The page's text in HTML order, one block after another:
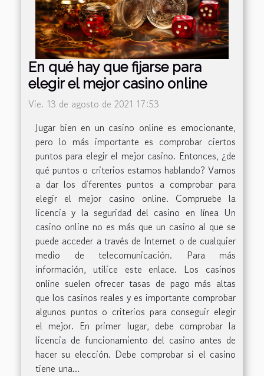
En qué hay que fijarse para
elegir el mejor casino online
Vie. 13 de agosto de 2021 17:53
Jugar bien en un casino online es emocionante,
pero lo más importante es comprobar ciertos
puntos para elegir el mejor casino. Entonces, ¿de
qué puntos o criterios estamos hablando? Vamos
a dar los diferentes puntos a comprobar para
elegir el mejor casino online. Compruebe la
licencia y la seguridad del casino en línea Un
casino online no es más que un casino al que se
puede acceder a través de Internet o de cualquier
medio de telecomunicación. Para más
información, utilice este enlace. Los casinos
online suelen ofrecer tasas de pago más altas
que los casinos reales y es importante comprobar
algunos puntos o criterios para conseguir elegir
el mejor. En primer lugar, debe comprobar la
licencia de funcionamiento del casino antes de
hacer su elección. Debe comprobar si el casino
tiene una...